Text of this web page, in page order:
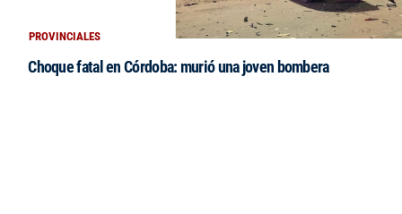
PROVINCIALES
Choque fatal en Córdoba: murió una joven bombera